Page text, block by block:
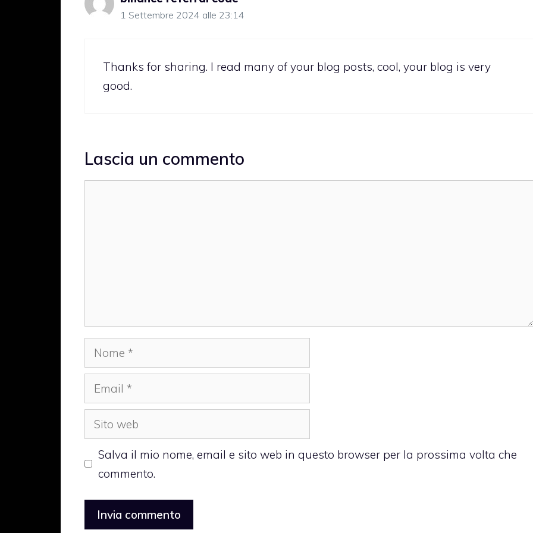
1 Settembre 2024 alle 23:14
Thanks for sharing. I read many of your blog posts, cool, your blog is very
good.
Lascia un commento
Nome
Email
Sito
web
Salva il mio nome, email e sito web in questo browser per la prossima volta che
commento.